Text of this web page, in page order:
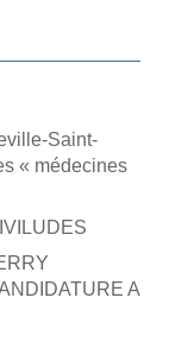
Saint-
« médecines
A